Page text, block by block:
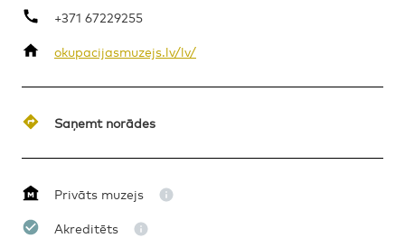
+371 67229255
okupacijasmuzejs.lv/lv/
Saņemt norādes
Privāts muzejs
Akreditēts